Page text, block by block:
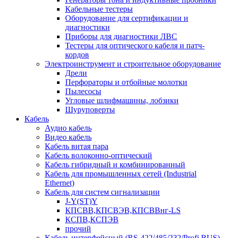
Кабельные тестеры
Оборудование для сертификации и
диагностики
Приборы для диагностики ЛВС
Тестеры для оптического кабеля и патч-
кордов
Электроинструмент и строительное оборудование
Дрели
Перфораторы и отбойные молотки
Пылесосы
Угловые шлифмашины, лобзики
Шуруповерты
Кабель
Аудио кабель
Видео кабель
Кабель витая пара
Кабель волоконно-оптический
Кабель гибридный и комбинированный
Кабель для промышленных сетей (Industrial
Ethernet)
Кабель для систем сигнализации
J-Y(ST)Y
КПСВВ,КПСВЭВ,КПСВВнг-LS
КСПВ,КСПЭВ
прочий